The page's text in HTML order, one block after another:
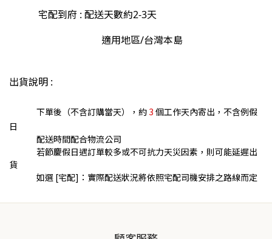
宅配到府 : 配送天數約2-3天
適用地區/台灣本島
出貨說明 :
下單後（不含訂購當天），約3 個工作天內寄出，不含例假
日
配送時間配合物流公司
若節慶假日遇訂單較多或不可抗力天災因素，則可能延遲出
貨
如選 [宅配]：實際配送狀況將依照宅配司機安排之路線而定